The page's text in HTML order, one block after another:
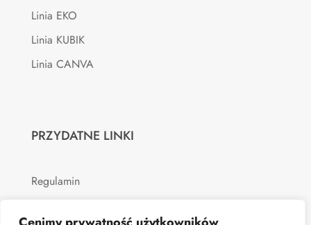
Linia EKO
Linia KUBIK
Linia CANVA
PRZYDATNE LINKI
Regulamin